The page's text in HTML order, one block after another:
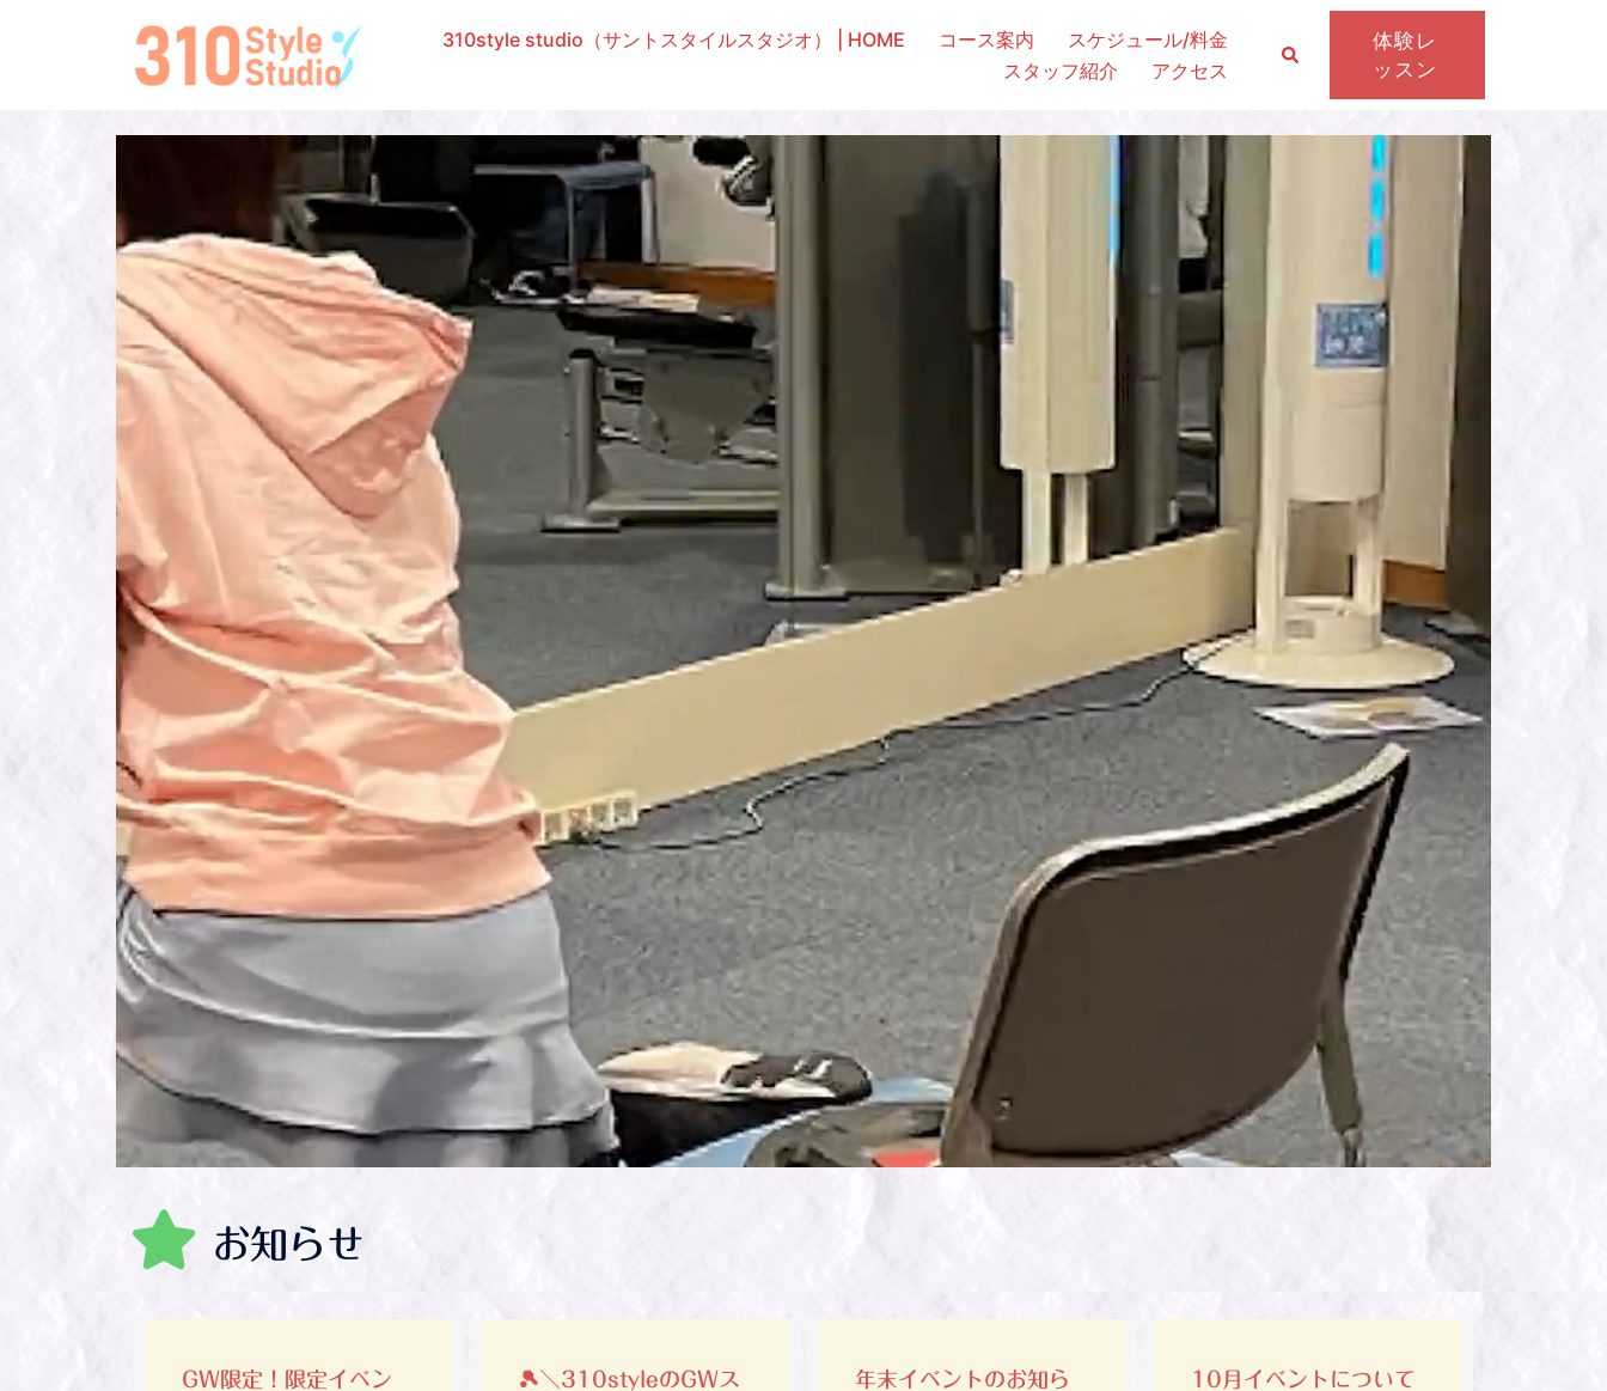
310style studio（サントスタイルスタジオ） | HOME コース案内
スケジュール/料金
スタッフ紹介
アクセス
体験レ
ッスン
お知らせ
GW限定！限定イベン
🎾＼310styleのGWス
年末イベントのお知ら
10月イベントについて